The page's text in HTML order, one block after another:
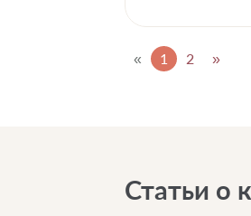
« 1 2 »
Статьи о